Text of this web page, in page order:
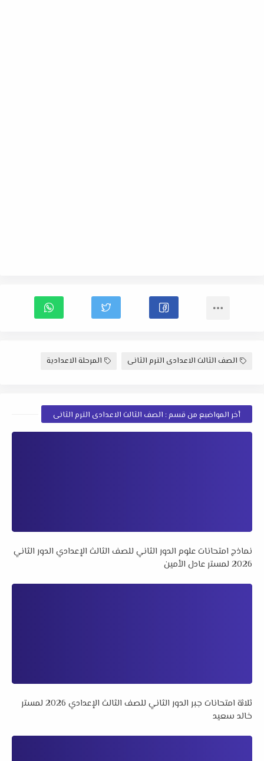
الصف الثالث الاعدادى الترم الثانى المرحلة الاعدادية
أخر المواضيع من قسم : الصف الثالث الاعدادى الترم الثانى
نماذج امتحانات علوم الدور الثاني للصف الثالث الإعدادي الدور الثاني
2026 لمستر عادل الأمين
ثلاثة امتحانات جبر الدور الثاني للصف الثالث الإعدادي 2026 لمستر
خالد سعيد